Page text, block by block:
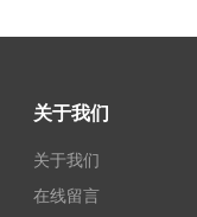
关于我们
关于我们
在线留言